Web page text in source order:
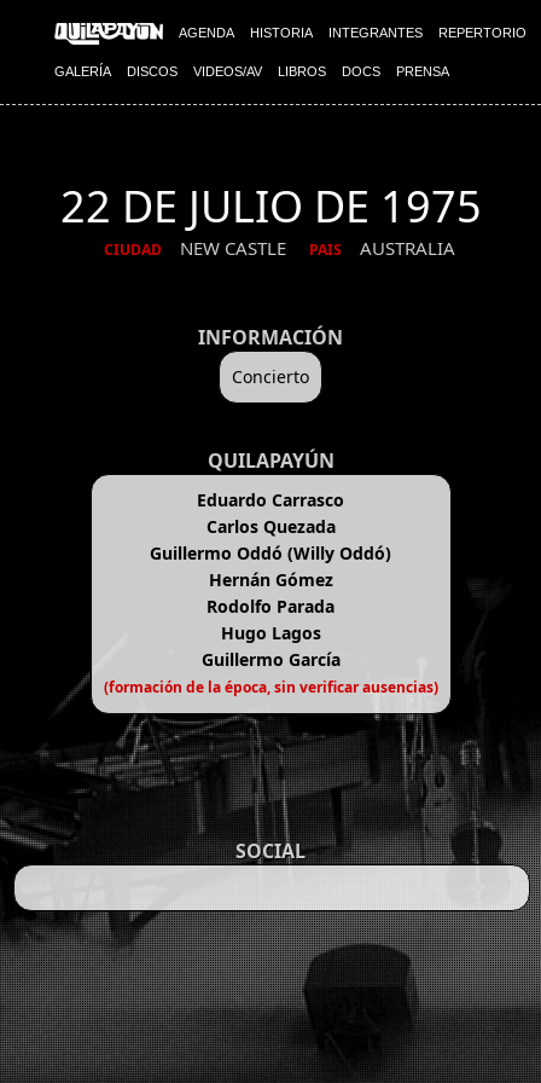
AGENDA HISTORIA INTEGRANTES REPERTORIO
GALERÍA DISCOS VIDEOS/AV LIBROS DOCS PRENSA
22 DE JULIO DE 1975
CIUDAD NEW CASTLE PAIS AUSTRALIA
INFORMACIÓN
Concierto
QUILAPAYÚN
Eduardo Carrasco
Carlos Quezada
Guillermo Oddó (Willy Oddó)
Hernán Gómez
Rodolfo Parada
Hugo Lagos
Guillermo García
(formación de la época, sin verificar ausencias)
SOCIAL